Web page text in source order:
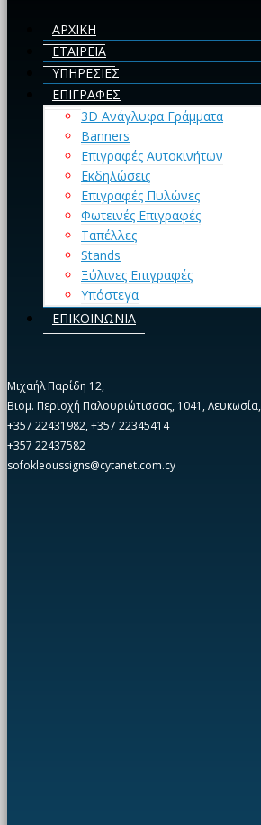
ΑΡΧΙΚΗ
ΕΤΑΙΡΕΙΑ
ΥΠΗΡΕΣΙΕΣ
ΕΠΙΓΡΑΦΕΣ
3D Ανάγλυφα Γράμματα
Banners
Επιγραφές Αυτοκινήτων
Εκδηλώσεις
Επιγραφές Πυλώνες
Φωτεινές Επιγραφές
Ταπέλλες
Stands
Ξύλινες Επιγραφές
Υπόστεγα
ΕΠΙΚΟΙΝΩΝΙΑ
Μιχαήλ Παρίδη 12,
Βιομ. Περιοχή Παλουριώτισσας, 1041,
+357 22431982, +357 22345414
+357 22437582
sofokleoussigns@cytanet.com.cy